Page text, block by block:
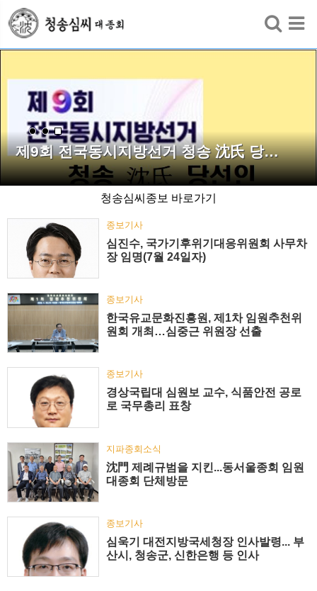
제9회 전국동시지방선거 청송 沈氏 당…
청송심씨종보 바로가기
종보기사
심진수, 국가기후위기대응위원회 사무차
장 임명(7월 24일자)
종보기사
한국유교문화진흥원, 제1차 임원추천위
원회 개최…심중근 위원장 선출
종보기사
경상국립대 심원보 교수, 식품안전 공로
로 국무총리 표창
지파종회소식
沈門 제례규범을 지킨...동서울종회 임원
대종회 단체방문
종보기사
심욱기 대전지방국세청장 인사발령... 부
산시, 청송군, 신한은행 등 인사